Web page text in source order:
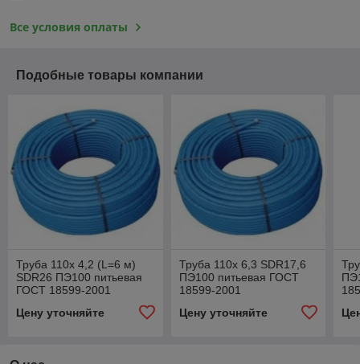
Все условия оплаты
Подобные товары компании
Труба 110х 4,2 (L=6 м)
SDR26 ПЭ100 питьевая
ГОСТ 18599-2001
Цену уточняйте
Труба 110х 6,3 SDR17,6
ПЭ100 питьевая ГОСТ
18599-2001
Цену уточняйте